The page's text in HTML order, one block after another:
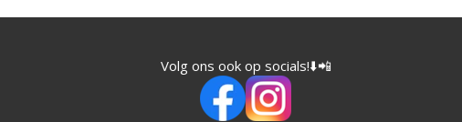
Volg ons ook op socials!⬇️📲